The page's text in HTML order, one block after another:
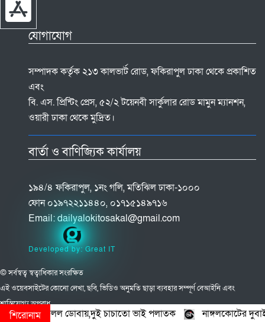
শিরোনাম
ডোবায়,দুই চাচাতো ভাই পলাতক নাঙ্গলকোটের দুবাইর বাজারে
যোগাযোগ
সম্পাদক কর্তৃক ২১৩ কালভার্ট রোড, ফকিরাপুল ঢাকা থেকে প্রকাশিত
এবং
বি. এস. প্রিন্টিং প্রেস, ৫২/২ টয়েনবী সার্কুলার রোড মামুন ম্যানশন,
ওয়ারী ঢাকা থেকে মুদ্রিত।
বার্তা ও বাণিজ্যিক কার্যালয়
১৯৪/৪ ফকিরাপুল, ১নং গলি, মতিঝিল ঢাকা-১০০০
ফোন ০১৯৭২২১১৪৪০, ০১৭১৫১৪৯৭১৬
Email:dailyalokitosakal@gmail.com
Developed by: Great IT
© সর্বস্বত্ব স্বত্বাধিকার সংরক্ষিত
এই ওয়েবসাইটের কোনো লেখা, ছবি, ভিডিও অনুমতি ছাড়া ব্যবহার সম্পূর্ণ বেআইনি এবং
শাস্তিযোগ্য অপরাধ